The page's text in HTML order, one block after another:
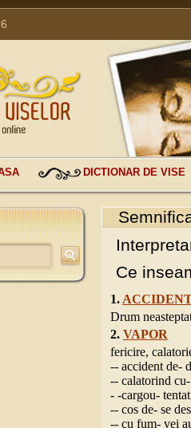
DICTIONAR DE VISE
Ce
1.
Drum
2. VAPOR
fericire,
-- accident de-
-- calatorind
- -cargou-
-- cos de- se
-- cu fum- vei